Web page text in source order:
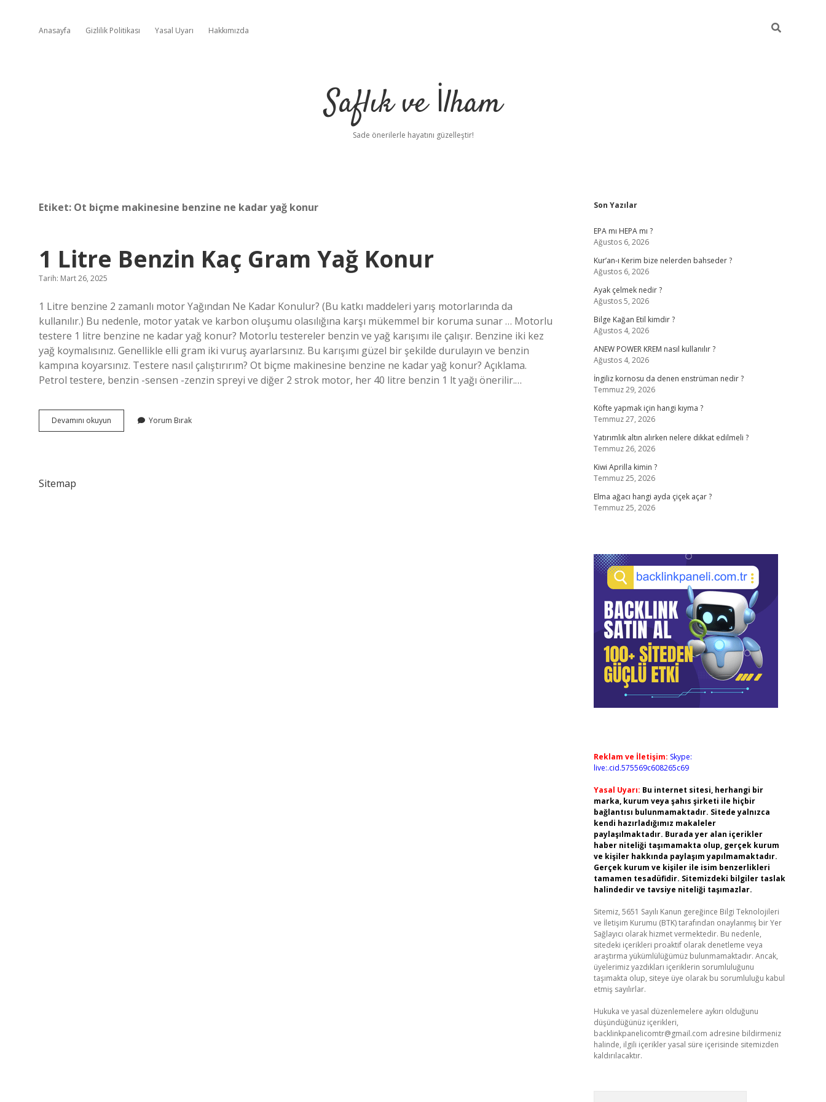
Anasayfa Gizlilik Politikası Yasal Uyarı Hakkımızda
Saflık ve İlham
Sade önerilerle hayatını güzelleştir!
Etiket: Ot biçme makinesine benzine ne kadar yağ konur
1 Litre Benzin Kaç Gram Yağ Konur
Tarih: Mart 26, 2025
1 Litre benzine 2 zamanlı motor Yağından Ne Kadar Konulur? (Bu katkı maddeleri yarış motorlarında da
kullanılır.) Bu nedenle, motor yatak ve karbon oluşumu olasılığına karşı mükemmel bir koruma sunar … Motorlu
testere 1 litre benzine ne kadar yağ konur? Motorlu testereler benzin ve yağ karışımı ile çalışır. Benzine iki kez
yağ koymalısınız. Genellikle elli gram iki vuruş ayarlarsınız. Bu karışımı güzel bir şekilde durulayın ve benzin
kampına koyarsınız. Testere nasıl çalıştırırım? Ot biçme makinesine benzine ne kadar yağ konur? Açıklama.
Petrol testere, benzin -sensen -zenzin spreyi ve diğer 2 strok motor, her 40 litre benzin 1 lt yağı önerilir.…
Devamını okuyun
Litre
Yorum Bırak
Sitemap
Sidebar
Son Yazılar
EPA mı HEPA mı ?
Ağustos 6, 2026
Kur’an-ı Kerim bize nelerden bahseder ?
Ağustos 6, 2026
Ayak çelmek nedir ?
Ağustos 5, 2026
Bilge Kağan Etil kimdir ?
Ağustos 4, 2026
ANEW POWER KREM nasıl kullanılır ?
Ağustos 4, 2026
İngiliz kornosu da denen enstrüman nedir ?
Temmuz 29, 2026
Köfte yapmak için hangi kıyma ?
Temmuz 27, 2026
Yatırımlık altın alırken nelere dikkat edilmeli ?
Temmuz 26, 2026
Kiwi Aprilla kimin ?
Temmuz 25, 2026
Elma ağacı hangi ayda çiçek açar ?
Temmuz 25, 2026
Reklam ve İletişim: Skype:
live:.cid.575569c608265c69
Yasal Uyarı: Bu internet sitesi, herhangi bir
marka, kurum veya şahıs şirketi ile hiçbir
bağlantısı bulunmamaktadır. Sitede yalnızca
kendi hazırladığımız makaleler
paylaşılmaktadır. Burada yer alan içerikler
haber niteliği taşımamakta olup, gerçek kurum
ve kişiler hakkında paylaşım yapılmamaktadır.
Gerçek kurum ve kişiler ile isim benzerlikleri
tamamen tesadüfidir. Sitemizdeki bilgiler taslak
halindedir ve tavsiye niteliği taşımazlar.
Sitemiz, 5651 Sayılı Kanun gereğince Bilgi Teknolojileri
ve İletişim Kurumu (BTK) tarafından onaylanmış bir Yer
Sağlayıcı olarak hizmet vermektedir. Bu nedenle,
sitedeki içerikleri proaktif olarak denetleme veya
araştırma yükümlülüğümüz bulunmamaktadır. Ancak,
üyelerimiz yazdıkları içeriklerin sorumluluğunu
taşımakta olup, siteye üye olarak bu sorumluluğu kabul
etmiş sayılırlar.
Hukuka ve yasal düzenlemelere aykırı olduğunu
düşündüğünüz içerikleri,
backlinkpanelicomtr@gmail.com adresine bildirmeniz
halinde, ilgili içerikler yasal süre içerisinde sitemizden
kaldırılacaktır.